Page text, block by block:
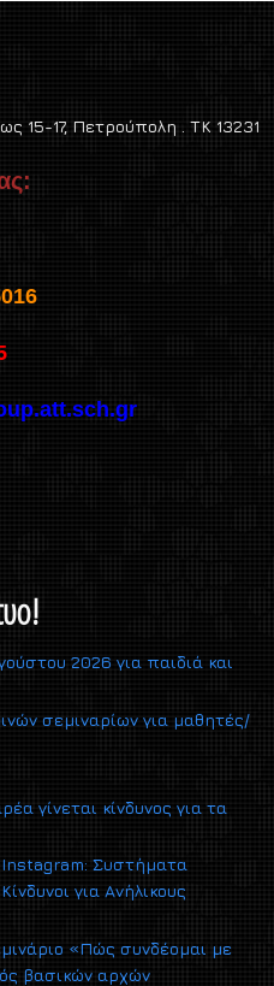
15-17, Πετρούπολη . TK 13231
2026 για παιδιά και
σεμιναρίων για μαθητές/
γίνεται κίνδυνος για τα
Instagram: Συστήματα
για Ανήλικους
«Πώς συνδέομαι με
βασικών αρχών